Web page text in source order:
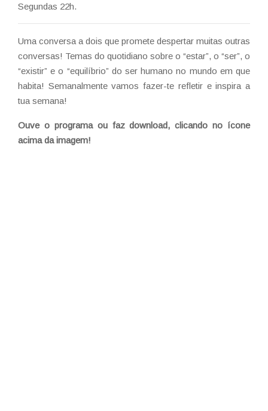
Segundas 22h.
Uma conversa a dois que promete despertar muitas outras
conversas! Temas do quotidiano sobre o “estar”, o “ser”, o
“existir” e o “equilíbrio” do ser humano no mundo em que
habita! Semanalmente vamos fazer-te refletir e inspira a
tua semana!
Ouve o programa ou faz download, clicando no ícone
acima da imagem!